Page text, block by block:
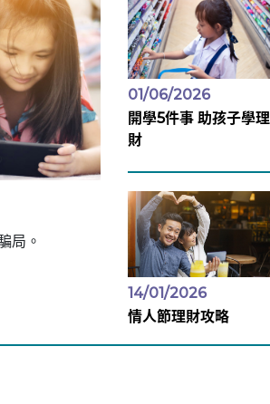
局。
01/06/2026
開學5件事 助孩子學理
財
14/01/2026
情人節理財攻略